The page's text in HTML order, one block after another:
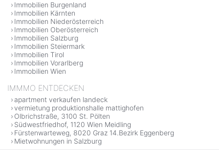
Immobilien Burgenland
Immobilien Kärnten
Immobilien Niederösterreich
Immobilien Oberösterreich
Immobilien Salzburg
Immobilien Steiermark
Immobilien Tirol
Immobilien Vorarlberg
Immobilien Wien
IMMMO ENTDECKEN
apartment verkaufen landeck
vermietung produktionshalle mattighofen
Olbrichstraße, 3100 St. Pölten
Südwestfriedhof, 1120 Wien Meidling
Fürstenwarteweg, 8020 Graz 14.Bezirk Eggenberg
Mietwohnungen in Salzburg